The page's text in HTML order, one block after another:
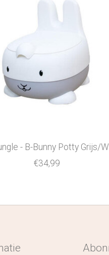
- B-Bunny Potty Grijs/
€34,99